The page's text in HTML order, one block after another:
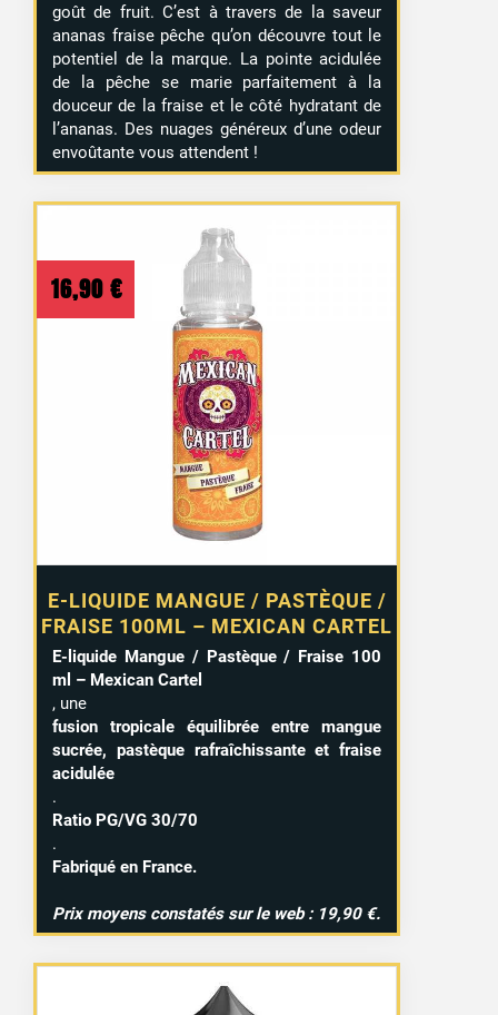
goût de fruit. C’est à travers de la saveur
ananas fraise pêche qu’on découvre tout le
potentiel de la marque. La pointe acidulée
de la pêche se marie parfaitement à la
douceur de la fraise et le côté hydratant de
l’ananas. Des nuages généreux d’une odeur
envoûtante vous attendent !
E-LIQUIDE MANGUE / PASTÈQUE /
FRAISE 100ML – MEXICAN CARTEL
16,90 €
E-liquide Mangue / Pastèque / Fraise 100
ml – Mexican Cartel
, une
fusion tropicale équilibrée entre mangue
sucrée, pastèque rafraîchissante et fraise
acidulée
.
Ratio PG/VG 30/70
.
Fabriqué en France.
Prix moyens constatés sur le web : 19,90 €.